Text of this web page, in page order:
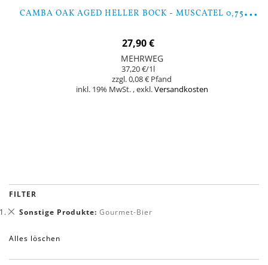
C
AMBA OAK AGED HELLER BOCK - MUSCATEL 0,75 LTR
27,90 €
MEHRWEG
37,20 €/1l
0,08 €
inkl. 19% MwSt. ,exkl.Versandkosten
FILTER
Sonstige Produkte Gourmet-Bier
Dies
Alles löschen